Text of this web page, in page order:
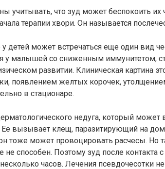
учитывать, что зуд может беспокоить их
терапии хвори. Он называется
у детей может встречаться еще один вид
у малышей со сниженным иммунитетом,
развитии. Клиническая картина
появлением желтых корочек,
в стационаре.
недуга, который может
Ее вызывает клещ, паразитирующий на
тоже может провоцировать расчесы. Но
не способен. Поэтому зуд после
часов. Лечения псевдочесотки не